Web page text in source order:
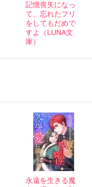
記憶喪失になっ
て、忘れたフリ
をしてもだめで
すよ（LUNA文
庫）
永遠を生きる魔